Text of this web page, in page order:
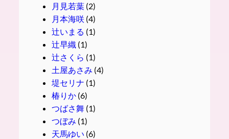
月見若葉(2)
月本海咲(4)
辻いまる (1)
辻早織 (1)
辻さくら (1)
土屋あさみ (4)
堤セリナ (1)
椿りか(6)
つばさ舞(1)
つぼみ (1)
天馬ゆい (6)